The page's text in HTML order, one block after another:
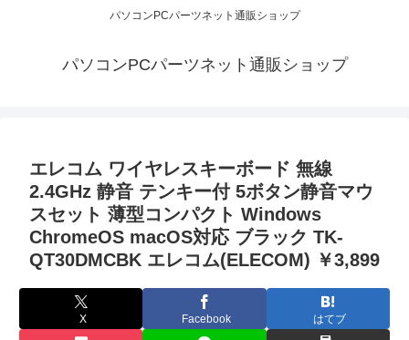
パソコンPCパーツネット通販ショップ
パソコンPCパーツネット通販ショップ
エレコム ワイヤレスキーボード 無線
2.4GHz 静音 テンキー付 5ボタン静音マウ
スセット 薄型コンパクト Windows
ChromeOS macOS対応 ブラック TK-
QT30DMCBK エレコム(ELECOM) ￥3,899
X Facebook はてブ